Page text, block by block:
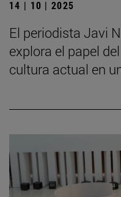
14 | 10 | 2025
El periodista Javi
explora el papel
cultura actual en